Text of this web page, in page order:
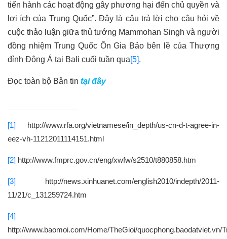
tiến hành các hoạt động gây phương hại đến chủ quyền và
lợi ích của Trung Quốc”. Đây là câu trả lời cho câu hỏi về
cuộc thảo luận giữa thủ tướng Mammohan Singh và người
đồng nhiệm Trung Quốc Ôn Gia Bảo bên lề của Thượng
đỉnh Đông Á tại Bali cuối tuần qua[5].
Đọc toàn bộ Bản tin tại đây
[1]
http://www.rfa.org/vietnamese/in_depth/us-cn-d-t-agree-in-
eez-vh-11212011114151.html
[2] http://www.fmprc.gov.cn/eng/xwfw/s2510/t880858.htm
[3]
http://news.xinhuanet.com/english2010/indepth/2011-
11/21/c_131259724.htm
[4]
http://www.baomoi.com/Home/TheGioi/quocphong.baodatviet.vn/